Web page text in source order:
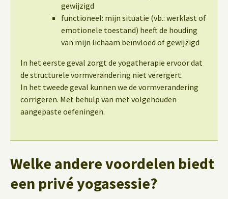
gewijzigd
functioneel: mijn situatie (vb.: werklast of
emotionele toestand) heeft de houding
van mijn lichaam beïnvloed of gewijzigd
In het eerste geval zorgt de yogatherapie ervoor dat
de structurele vormverandering niet verergert.
In het tweede geval kunnen we de vormverandering
corrigeren. Met behulp van met volgehouden
aangepaste oefeningen.
Welke andere voordelen biedt
een privé yogasessie?